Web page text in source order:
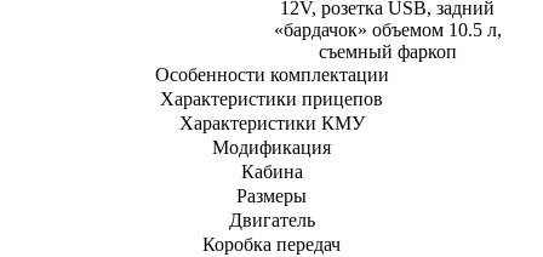
12V, розетка USB, задний
«бардачок» объемом 10.5 л,
съемный фаркоп
Особенности комплектации
Характеристики прицепов
Характеристики КМУ
Модификация
Кабина
Размеры
Двигатель
Коробка передач